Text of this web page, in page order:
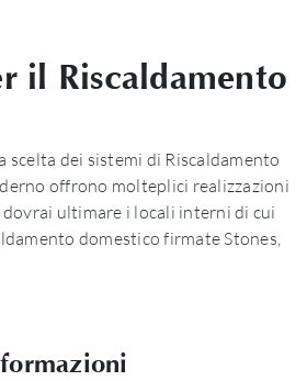
il Riscaldamento
dei sistemi di Riscaldamento
offrono molteplici realizzazioni
ultimare i locali interni di cui
domestico firmate Stones,